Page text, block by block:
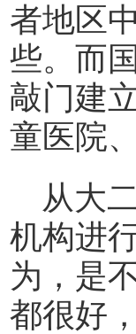
者地区
些。而
敲门建
童医院
从大
机构进
为，是
都很好